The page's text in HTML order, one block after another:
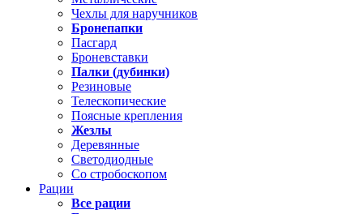
Чехлы для наручников
Бронепапки
Пасгард
Броневставки
Палки (дубинки)
Резиновые
Телескопические
Поясные крепления
Жезлы
Деревянные
Светодиодные
Со стробоскопом
Рации
Все рации